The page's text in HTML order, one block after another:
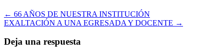
← 66 AÑOS DE NUESTRA INSTITUCIÓN
EXALTACIÓN A UNA EGRESADA Y DOCENTE →
Deja una respuesta